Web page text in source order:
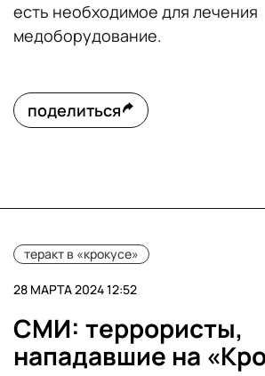
есть необходимое для лечения
медоборудование.
поделиться
теракт в «крокусе»
28 МАРТА 2024 12:52
СМИ: террористы,
нападавшие на